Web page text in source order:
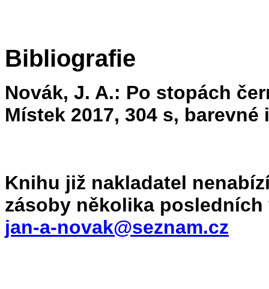
Bibliografie
Novák, J. A.: Po stopách
Místek 2017, 304 s,
Knihu již nakladatel
zásoby několika
jan-a-novak@seznam.cz